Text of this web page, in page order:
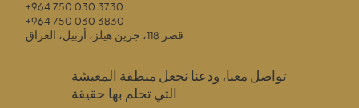
+964 750 030 3730
+964 750 030 3830
قصر 118، جرين هيلز، أربيل، العراق
تواصل معنا، ودعنا نجعل منطقة المعيشة
التي تحلم بها حقيقة